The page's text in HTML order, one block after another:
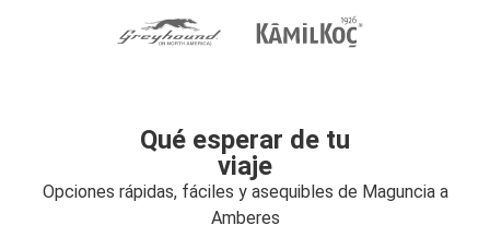
Qué esperar de tu
viaje
Opciones rápidas, fáciles y asequibles de Maguncia a
Amberes